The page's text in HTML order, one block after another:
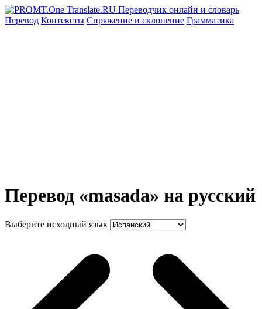
Перевод Контексты Спряжение и склонение Грамматика
Перевод «masada» на русский
Выберите исходный язык